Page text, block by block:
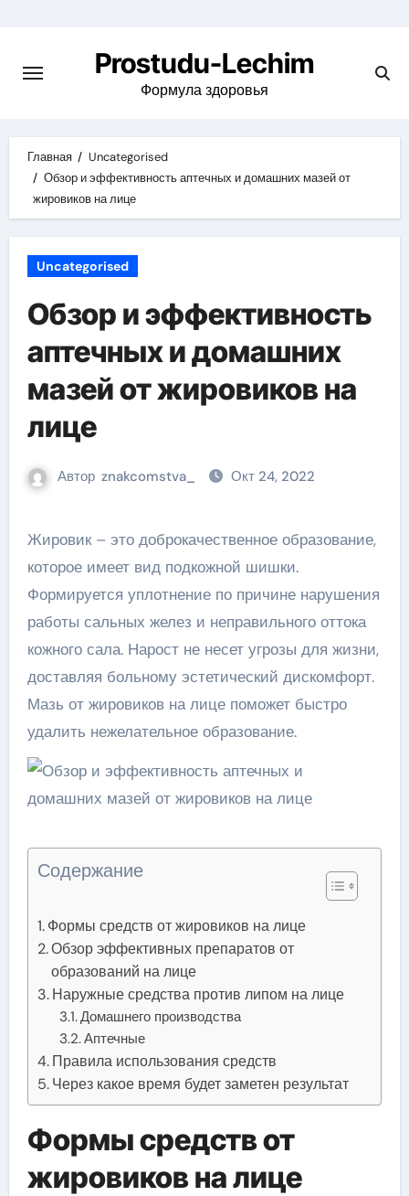
содержимому
Prostudu-Lechim
Формула здоровья
Главная
Uncategorised
Обзор и эффективность аптечных и домашних мазей от
жировиков на лице
Uncategorised
Обзор и эффективность
аптечных и домашних
мазей от жировиков на
лице
Автор znakcomstva_ Окт 24, 2022
Жировик – это доброкачественное образование,
которое имеет вид подкожной шишки.
Формируется уплотнение по причине нарушения
работы сальных желез и неправильного оттока
кожного сала. Нарост не несет угрозы для жизни,
доставляя больному эстетический дискомфорт.
Мазь от жировиков на лице поможет быстро
удалить нежелательное образование.
Содержание
Формы средств от жировиков на лице
Обзор эффективных препаратов от
образований на лице
Наружные средства против липом на лице
Домашнего производства
Аптечные
Правила использования средств
Через какое время будет заметен результат
Формы средств от
жировиков на лице